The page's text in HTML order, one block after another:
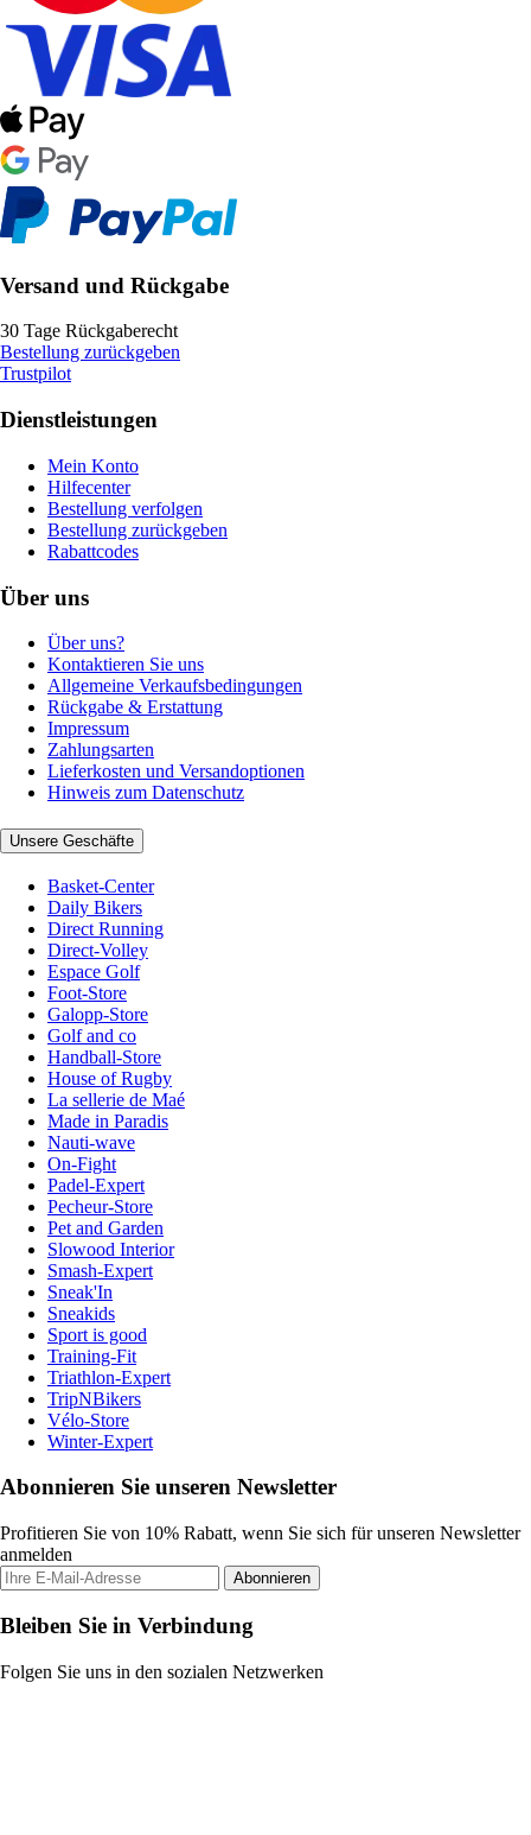
Versand und Rückgabe
30 Tage Rückgaberecht
Bestellung zurückgeben
Trustpilot
Dienstleistungen
Mein Konto
Hilfecenter
Bestellung verfolgen
Bestellung zurückgeben
Rabattcodes
Über uns
Über uns?
Kontaktieren Sie uns
Allgemeine Verkaufsbedingungen
Rückgabe & Erstattung
Impressum
Zahlungsarten
Lieferkosten und Versandoptionen
Hinweis zum Datenschutz
Unsere Geschäfte
Basket-Center
Daily Bikers
Direct Running
Direct-Volley
Espace Golf
Foot-Store
Galopp-Store
Golf and co
Handball-Store
House of Rugby
La sellerie de Maé
Made in Paradis
Nauti-wave
On-Fight
Padel-Expert
Pecheur-Store
Pet and Garden
Slowood Interior
Smash-Expert
Sneak'In
Sneakids
Sport is good
Training-Fit
Triathlon-Expert
TripNBikers
Vélo-Store
Winter-Expert
Abonnieren Sie unseren Newsletter
Profitieren Sie von 10% Rabatt, wenn Sie sich für unseren Newsletter
anmelden
Abonnieren
Bleiben Sie in Verbindung
Folgen Sie uns in den sozialen Netzwerken